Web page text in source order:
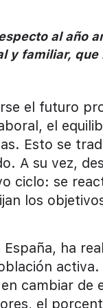
al año
y familiar, que
el futuro
el
Esto se
A su vez,
ciclo: se
los
ha
activa.
cambiar de
el